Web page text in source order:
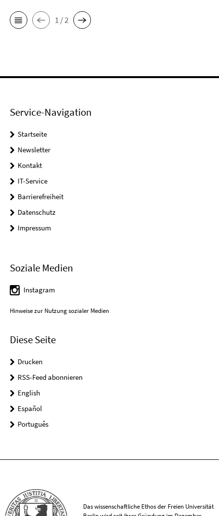
1 / 2
Service-Navigation
Startseite
Newsletter
Kontakt
IT-Service
Barrierefreiheit
Datenschutz
Impressum
Soziale Medien
Instagram
Hinweise zur Nutzung sozialer Medien
Diese Seite
Drucken
RSS-Feed abonnieren
English
Español
Português
Das wissenschaftliche Ethos der Freien Universität